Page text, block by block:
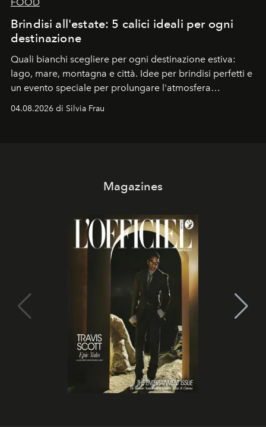
Brindisi all'estate: 5 calici ideali per ogni
destinazione
Quali bianchi scegliere per ogni destinazione estiva:
lago, mare, montagna e città. Idee per brindisi perfetti e
un evento speciale per prolungare l'atmosfera
04.08.2026 di Silvia Frau
Magazines